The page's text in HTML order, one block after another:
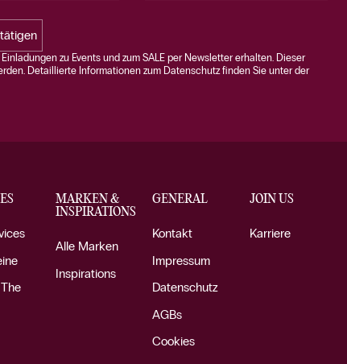
zu Events und zum SALE per Newsletter erhalten. Dieser
Detaillierte Informationen zum Datenschutz finden Sie unter der
MARKEN &
INSPIRATIONS
Alle Marken
Inspirations
GENERAL
Kontakt
Impressum
Datenschutz
AGBs
Cookies
JOIN US
Karriere